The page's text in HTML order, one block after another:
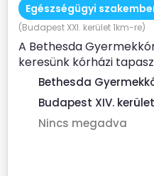
Egészségügyi
(Budapest XXI. kerület 1km-re)
A Bethesda
keresünk kórházi
dietetikus...
Bethesda
Budapest XIV. kerület
Nincs megadva